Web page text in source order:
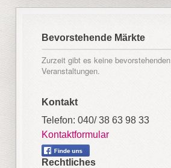
Bevorstehende Märkte
Zurzeit gibt es keine bevorstehenden
Veranstaltungen.
Kontakt
Telefon: 040/ 38 63 98 33
Kontaktformular
Rechtliches